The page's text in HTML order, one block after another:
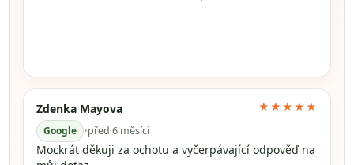
Zdenka Mayova
Google •před 6 měsíci
★★★★★
Mockrát děkuji za ochotu a vyčerpávající odpověď na